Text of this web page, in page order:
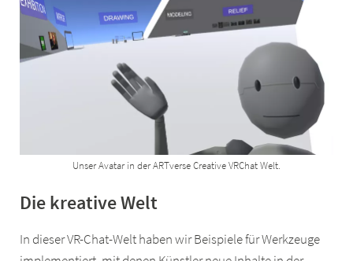
Unser Avatar in der ARTverse Creative VRChat Welt.
Die kreative Welt
In dieser VR-Chat-Welt haben wir Beispiele für Werkzeuge